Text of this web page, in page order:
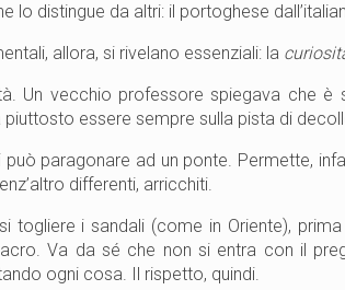
lo distingue da altri: il portoghese
allora, si rivelano essenziali: la
Un vecchio professore spiegava che è
piuttosto essere sempre sulla pista di
può paragonare ad un ponte. Permette,
differenti, arricchiti.
togliere i sandali (come in Oriente),
Va da sé che non si entra con il
ogni cosa. Il rispetto, quindi.